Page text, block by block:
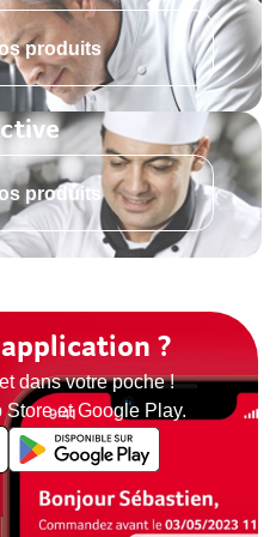
produits
produits
?
dans votre poche !
Store et Google Play.